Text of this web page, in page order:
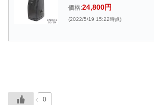
価格:24,800円
(2022/5/19 15:22時点)
0